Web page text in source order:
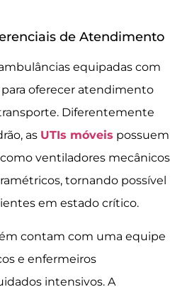
de Atendimento
equipadas com
oferecer atendimento
Diferentemente
as UTIs móveis possuem
ventiladores mecânicos
tornando possível
em estado crítico.
contam com uma equipe
e enfermeiros
intensivos. A